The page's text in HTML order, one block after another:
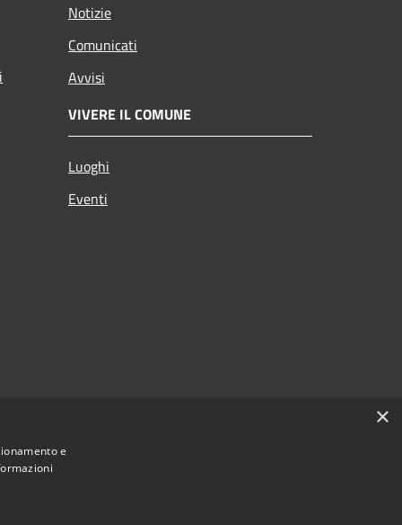
Notizie
Comunicati
Avvisi
VIVERE IL COMUNE
Luoghi
Eventi
×
e